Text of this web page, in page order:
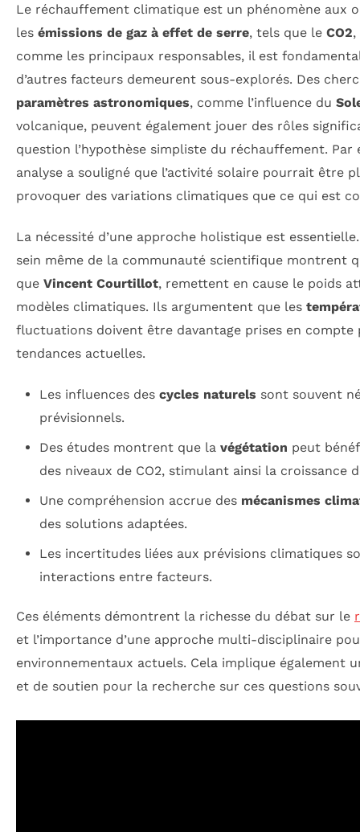
Le réchauffement climatique est un phénomène aux
les émissions de gaz à effet de serre, tels que le CO2,
comme les principaux responsables, il est
d’autres facteurs demeurent sous-explorés. Des
paramètres astronomiques, comme l’influence du
volcanique, peuvent également jouer des rôles
question l’hypothèse simpliste du réchauffement. Par
analyse a souligné que l’activité solaire pourrait être
provoquer des variations climatiques que ce qui est
La nécessité d’une approche holistique est
sein même de la communauté scientifique montrent
que Vincent Courtillot, remettent en cause le poids
modèles climatiques. Ils argumentent que les
fluctuations doivent être davantage prises en compte
tendances actuelles.
Les influences des cycles naturels sont souvent
prévisionnels.
Des études montrent que la végétation peut
des niveaux de CO2, stimulant ainsi la croissance
Une compréhension accrue des mécanismes
des solutions adaptées.
Les incertitudes liées aux prévisions climatiques
interactions entre facteurs.
Ces éléments démontrent la richesse du débat sur le
et l’importance d’une approche multi-disciplinaire
environnementaux actuels. Cela implique également
et de soutien pour la recherche sur ces questions